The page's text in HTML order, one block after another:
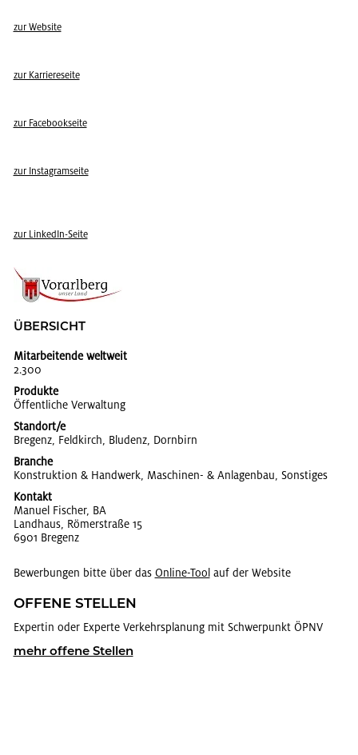
zur Web­site
zur Kar­rie­re­sei­te
zur Face­book­sei­te
zur In­sta­gram­sei­te
zur Lin­kedIn-Seite
ÜBER­SICHT
Mitarbeitende weltweit
2.300
Produkte
Öf­fent­li­che Ver­wal­tung
Standort/e
Bre­genz, Feld­kirch, Blu­denz, Dorn­birn
Branche
Kon­struk­ti­on & Hand­werk, Ma­schi­nen- & An­la­gen­bau, Sons­ti­ges
Kontakt
Ma­nu­el Fi­scher, BA
Land­haus, Rö­mer­stra­ße 15
6901 Bre­genz
Bewerbungen bitte über das On­line-Tool auf der Website
OF­FE­NE STEL­LEN
Ex­per­tin oder Ex­per­te Ver­kehrs­pla­nung mit Schwer­punkt ÖPNV
mehr of­fe­ne Stel­len